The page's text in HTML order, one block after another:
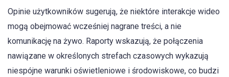
Opinie użytkowników sugerują, że niektóre interakcje wideo
mogą obejmować wcześniej nagrane treści, a nie
komunikację na żywo. Raporty wskazują, że połączenia
nawiązane w określonych strefach czasowych wykazują
niespójne warunki oświetleniowe i środowiskowe, co budzi